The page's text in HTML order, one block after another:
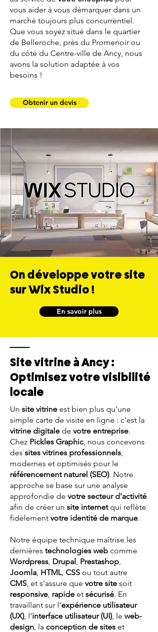
vous aider à vous démarquer dans un
marché toujours plus concurrentiel.
Que vous soyez situé dans le quartier
de Belleroche, près du Promenoir ou
du côté du Centre-ville de Ancy, nous
avons la solution adaptée à vos
besoins !
Obtenir un devis
On développe votre site
sur Wix Studio !
En savoir plus
Site vitrine à Ancy :
Optimisez votre visibilité
locale
Un site vitrine est bien plus qu’une
simple carte de visite en ligne : c’est la
vitrine digitale de votre entreprise.
Chez Pickles Graphic, nous concevons
des sites vitrines professionnels,
modernes et optimisés pour le
référencement naturel (SEO). Notre
approche se base sur une analyse
approfondie de votre secteur d'activité
afin de créer un site internetqui reflète
fidèlement votre identité de marque.
Notre équipe technique maîtrise les
dernières technologies web comme
Wordpress, Drupal, Prestashop,
Joomla, HTML, CSS ou tout autre
CMS, et s’assure que votre site soit
responsive, rapide et sécurisé. En
travaillant sur l’expérience utilisateur
(UX), l’interface utilisateur (UI), le web-
design, la conception de sites et